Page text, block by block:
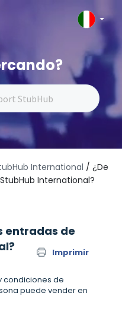
International / ¿De
International?
entradas de
Imprimir
condiciones de
puede vender en